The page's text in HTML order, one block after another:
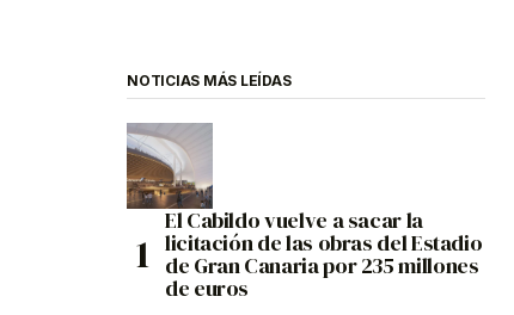
NOTICIAS MÁS LEÍDAS
El Cabildo vuelve a sacar la
licitación de las obras del Estadio
de Gran Canaria por 235 millones
de euros